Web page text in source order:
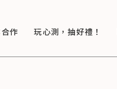
作 玩心測，抽好禮！